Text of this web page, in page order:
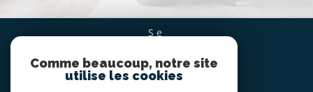
se
espace propriétaire
Comme beaucoup, notre site
utilise les cookies